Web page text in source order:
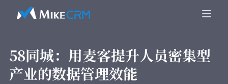
58同城： 用麦客提升人员密集型
产业的数据管理效能